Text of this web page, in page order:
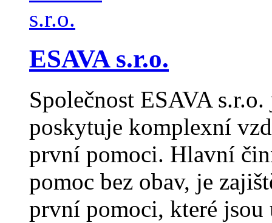
ESAVA s.r.o.
Společnost ESAVA
poskytuje komplexní
první pomoci. Hlavní
pomoc bez obav, je
první pomoci, které jsou